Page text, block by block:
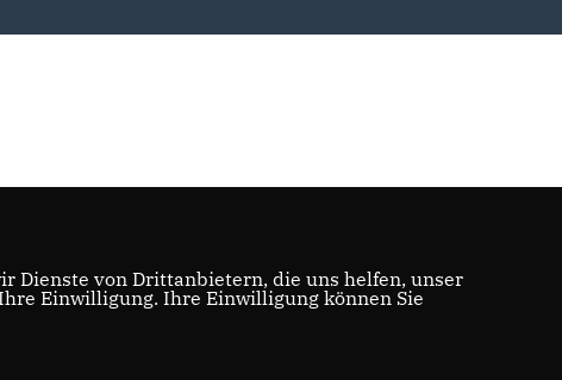
Dienste von Drittanbietern, die uns helfen, unser
Einwilligung. Ihre Einwilligung können Sie